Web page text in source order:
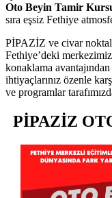
Oto Beyin Tamir
sıra eşsiz Fethiye
PİPAZİZ ve civar
Fethiye’deki
konaklama
ihtiyaçlarınız özenle
ve programlar
PİPAZİZ